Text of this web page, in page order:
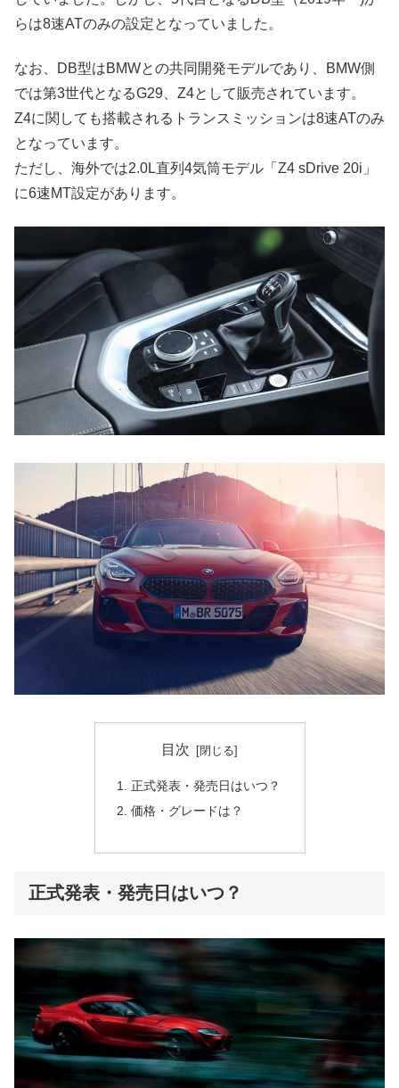
らは8速ATのみの設定となっていました。
なお、DB型はBMWとの共同開発モデルであり、BMW側
では第3世代となるG29、Z4として販売されています。
Z4に関しても搭載されるトランスミッションは8速ATのみ
となっています。
ただし、海外では2.0L直列4気筒モデル「Z4 sDrive 20i」
に6速MT設定があります。
目次
正式発表・発売日はいつ？
価格・グレードは？
正式発表・発売日はいつ？